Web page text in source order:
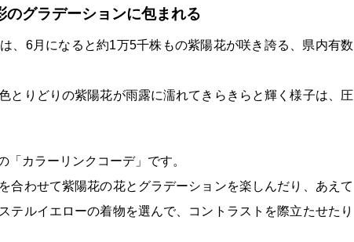
のグラデーションに包まれる
、6月になると約1万5千株もの紫陽花が咲き誇る、県内有数
とりどりの紫陽花が雨露に濡れてきらきらと輝く様子は、圧
「カラーリンクコーデ」です。
合わせて紫陽花の花とグラデーションを楽しんだり、あえて
テルイエローの着物を選んで、コントラストを際立たせたり